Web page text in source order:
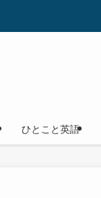
ひとこと英語